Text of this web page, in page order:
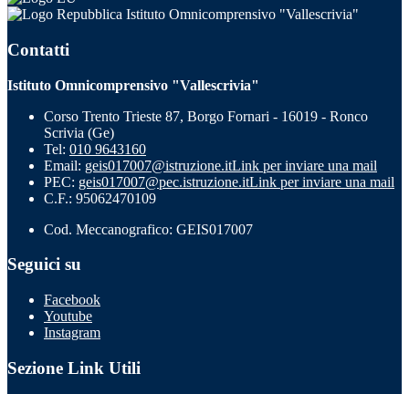
Istituto Omnicomprensivo "Vallescrivia"
Contatti
Istituto Omnicomprensivo "Vallescrivia"
Corso Trento Trieste 87, Borgo Fornari - 16019 - Ronco
Scrivia (Ge)
Tel: 010 9643160
Email: geis017007@istruzione.itLink per inviare una mail
PEC: geis017007@pec.istruzione.itLink per inviare una mail
C.F.: 95062470109
Cod. Meccanografico: GEIS017007
Seguici su
Facebook
Youtube
Instagram
Sezione Link Utili